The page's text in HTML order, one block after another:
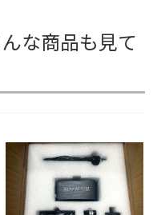
な商品も見て